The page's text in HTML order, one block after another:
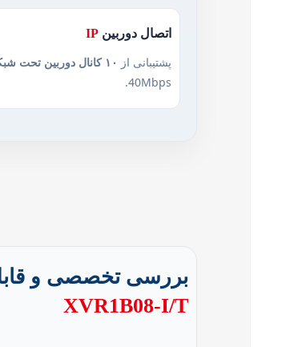
اتصال دوربین IP
پشتیبانی از ۱۰ کانال دوربین تحت شبکه
40Mbps.
بررسی تخصصی و
XVR1B08-I/T